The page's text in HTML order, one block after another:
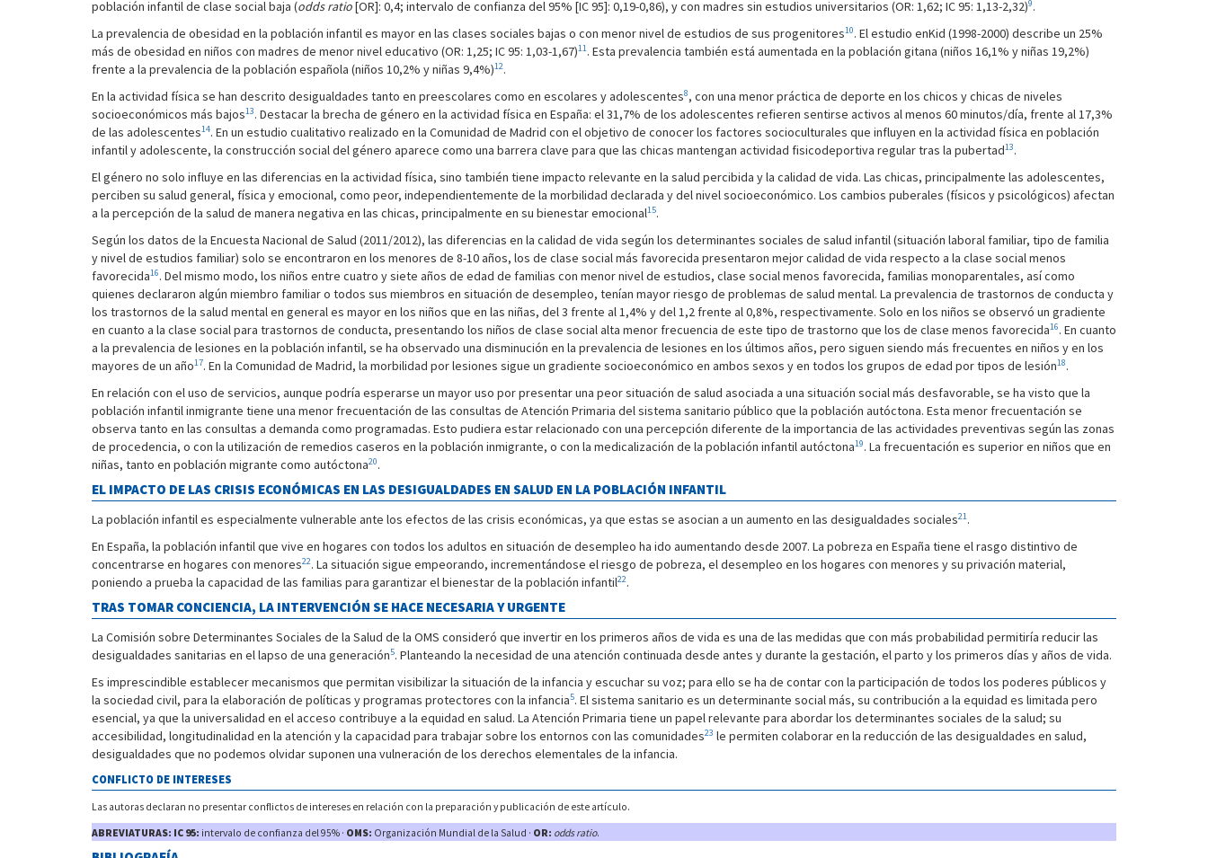
población infantil de clase social baja (odds ratio[OR]: 0,4; intervalo de confianza del 95% [IC 95]: 0,19-0,86), y con madres sin estudios universitarios (OR: 1,62; IC 95: 1,13-2,32)9.
La prevalencia de obesidad en la población infantil es mayor en las clases sociales bajas o con menor nivel de estudios de sus progenitores10. El estudio enKid (1998-2000) describe un 25%
más de obesidad en niños con madres de menor nivel educativo (OR: 1,25; IC 95: 1,03-1,67)11. Esta prevalencia también está aumentada en la población gitana (niños 16,1% y niñas 19,2%)
frente a la prevalencia de la población española (niños 10,2% y niñas 9,4%)12.
En la actividad física se han descrito desigualdades tanto en preescolares como en escolares y adolescentes8, con una menor práctica de deporte en los chicos y chicas de niveles
socioeconómicos más bajos13. Destacar la brecha de género en la actividad física en España: el 31,7% de los adolescentes refieren sentirse activos al menos 60 minutos/día, frente al 17,3%
de las adolescentes14. En un estudio cualitativo realizado en la Comunidad de Madrid con el objetivo de conocer los factores socioculturales que influyen en la actividad física en población
infantil y adolescente, la construcción social del género aparece como una barrera clave para que las chicas mantengan actividad fisicodeportiva regular tras la pubertad13.
El género no solo influye en las diferencias en la actividad física, sino también tiene impacto relevante en la salud percibida y la calidad de vida. Las chicas, principalmente las adolescentes,
perciben su salud general, física y emocional, como peor, independientemente de la morbilidad declarada y del nivel socioeconómico. Los cambios puberales (físicos y psicológicos) afectan
a la percepción de la salud de manera negativa en las chicas, principalmente en su bienestar emocional15.
Según los datos de la Encuesta Nacional de Salud (2011/2012), las diferencias en la calidad de vida según los determinantes sociales de salud infantil (situación laboral familiar, tipo de familia
y nivel de estudios familiar) solo se encontraron en los menores de 8-10 años, los de clase social más favorecida presentaron mejor calidad de vida respecto a la clase social menos
favorecida16. Del mismo modo, los niños entre cuatro y siete años de edad de familias con menor nivel de estudios, clase social menos favorecida, familias monoparentales, así como
quienes declararon algún miembro familiar o todos sus miembros en situación de desempleo, tenían mayor riesgo de problemas de salud mental. La prevalencia de trastornos de conducta y
los trastornos de la salud mental en general es mayor en los niños que en las niñas, del 3 frente al 1,4% y del 1,2 frente al 0,8%, respectivamente. Solo en los niños se observó un gradiente
en cuanto a la clase social para trastornos de conducta, presentando los niños de clase social alta menor frecuencia de este tipo de trastorno que los de clase menos favorecida16. En cuanto
a la prevalencia de lesiones en la población infantil, se ha observado una disminución en la prevalencia de lesiones en los últimos años, pero siguen siendo más frecuentes en niños y en los
mayores de un año17. En la Comunidad de Madrid, la morbilidad por lesiones sigue un gradiente socioeconómico en ambos sexos y en todos los grupos de edad por tipos de lesión18.
En relación con el uso de servicios, aunque podría esperarse un mayor uso por presentar una peor situación de salud asociada a una situación social más desfavorable, se ha visto que la
población infantil inmigrante tiene una menor frecuentación de las consultas de Atención Primaria del sistema sanitario público que la población autóctona. Esta menor frecuentación se
observa tanto en las consultas a demanda como programadas. Esto pudiera estar relacionado con una percepción diferente de la importancia de las actividades preventivas según las zonas
de procedencia, o con la utilización de remedios caseros en la población inmigrante, o con la medicalización de la población infantil autóctona19. La frecuentación es superior en niños que en
niñas, tanto en población migrante como autóctona20.
EL IMPACTO DE LAS CRISIS ECONÓMICAS EN LAS DESIGUALDADES EN SALUD EN LA POBLACIÓN INFANTIL
La población infantil es especialmente vulnerable ante los efectos de las crisis económicas, ya que estas se asocian a un aumento en las desigualdades sociales21.
En España, la población infantil que vive en hogares con todos los adultos en situación de desempleo ha ido aumentando desde 2007. La pobreza en España tiene el rasgo distintivo de
concentrarse en hogares con menores22. La situación sigue empeorando, incrementándose el riesgo de pobreza, el desempleo en los hogares con menores y su privación material,
poniendo a prueba la capacidad de las familias para garantizar el bienestar de la población infantil22.
TRAS TOMAR CONCIENCIA, LA INTERVENCIÓN SE HACE NECESARIA Y URGENTE
La Comisión sobre Determinantes Sociales de la Salud de la OMS consideró que invertir en los primeros años de vida es una de las medidas que con más probabilidad permitiría reducir las
desigualdades sanitarias en el lapso de una generación5. Planteando la necesidad de una atención continuada desde antes y durante la gestación, el parto y los primeros días y años de vida.
Es imprescindible establecer mecanismos que permitan visibilizar la situación de la infancia y escuchar su voz; para ello se ha de contar con la participación de todos los poderes públicos y
la sociedad civil, para la elaboración de políticas y programas protectores con la infancia5. El sistema sanitario es un determinante social más, su contribución a la equidad es limitada pero
esencial, ya que la universalidad en el acceso contribuye a la equidad en salud. La Atención Primaria tiene un papel relevante para abordar los determinantes sociales de la salud; su
accesibilidad, longitudinalidad en la atención y la capacidad para trabajar sobre los entornos con las comunidades23 le permiten colaborar en la reducción de las desigualdades en salud,
desigualdades que no podemos olvidar suponen una vulneración de los derechos elementales de la infancia.
CONFLICTO DE INTERESES
Las autoras declaran no presentar conflictos de intereses en relación con la preparación y publicación de este artículo.
ABREVIATURAS: IC 95: intervalo de confianza del 95% · OMS: Organización Mundial de la Salud · OR: odds ratio.